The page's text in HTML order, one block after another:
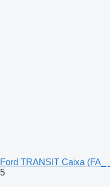
Ford TRANSIT Caixa (FA_
5